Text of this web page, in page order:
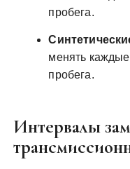
пробега.
менять
пробега.
Интервалы